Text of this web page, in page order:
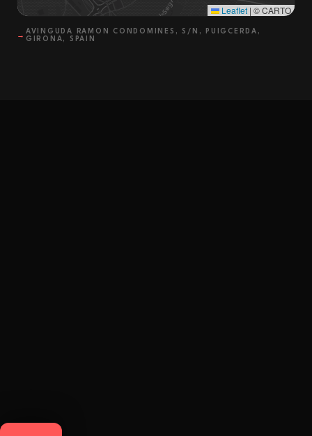
Leaflet | © CARTO
→
AVINGUDA RAMON CONDOMINES, S/N, PUIGCERDA,
GIRONA, SPAIN